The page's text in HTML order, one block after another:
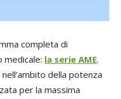
completa di
medicale: la serie AME.
della potenza
per la massima